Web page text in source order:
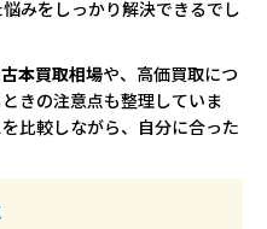
みをしっかり解決できるでし
古本買取相場や、高価買取につ
きの注意点も整理していま
比較しながら、自分に合った